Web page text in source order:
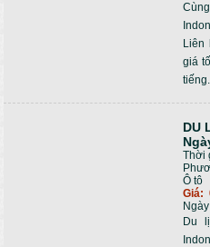
Liên
giá
DU
Thời
Ô tô
Giá:
Du